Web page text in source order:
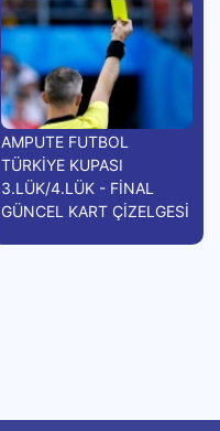
AMPUTE FUTBOL
TÜRKİYE KUPASI
3.LÜK/4.LÜK - FİNAL
GÜNCEL KART ÇİZELGESİ